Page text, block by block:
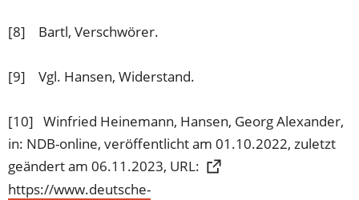
neuen
[8] Bartl, Verschwörer.
[9] Vgl. Hansen, Widerstand.
[10] Winfried Heinemann, Hansen, Georg Alexander,
in: NDB-online, veröffentlicht am 01.10.2022, zuletzt
geändert am 06.11.2023, URL:
https://www.deutsche-